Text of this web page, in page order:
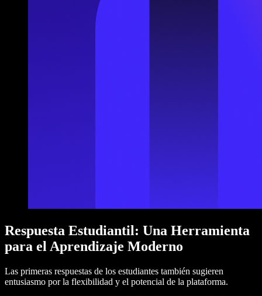
Respuesta Estudiantil: Una Herramienta
para el Aprendizaje Moderno
Las primeras respuestas de los estudiantes también sugieren
entusiasmo por la flexibilidad y el potencial de la plataforma.